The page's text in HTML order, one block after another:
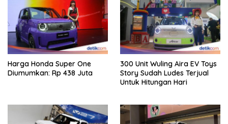
Harga Honda Super One
Diumumkan: Rp 438 Juta
300 Unit Wuling Aira EV Toys
Story Sudah Ludes Terjual
Untuk Hitungan Hari